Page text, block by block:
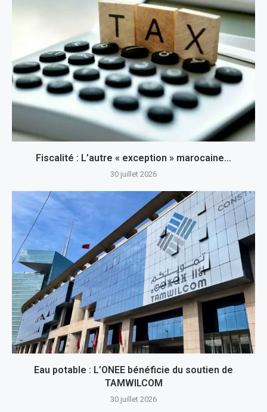
Fiscalité : L’autre « exception » marocaine…
30 juillet 2026
Eau potable : L’ONEE bénéficie du soutien de
TAMWILCOM
30 juillet 2026